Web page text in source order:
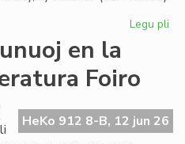
Legu pli
en la
Foiro
HeKo 912 8-B, 12 jun 26